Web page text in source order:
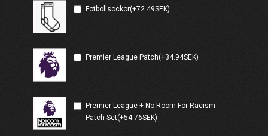
Fotbollsockor(+72.49SEK)
Premier League Patch(+34.94SEK)
Premier League + No Room For Racism
Patch Set(+54.76SEK)